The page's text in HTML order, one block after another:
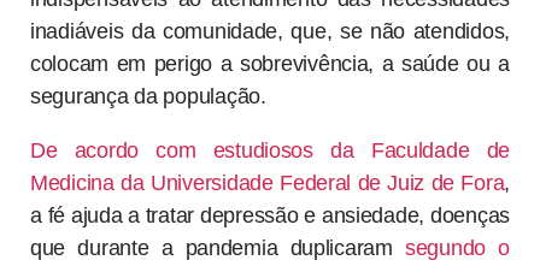
inadiáveis da comunidade, que, se não atendidos,
colocam em perigo a sobrevivência, a saúde ou a
segurança da população.
De acordo com estudiosos da Faculdade de
Medicina da Universidade Federal de Juiz de Fora,
a fé ajuda a tratar depressão e ansiedade, doenças
que durante a pandemia duplicaram segundo o